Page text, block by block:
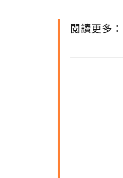
閱讀更多：